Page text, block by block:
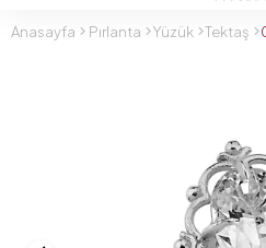
Anasayfa Pırlanta Yüzük Tektaş